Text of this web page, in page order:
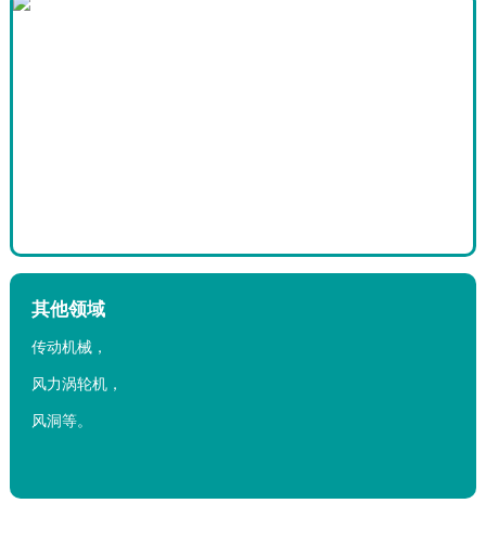
其他领域
传动机械，
风力涡轮机，
风洞等。